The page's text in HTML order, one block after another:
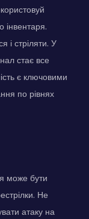
інвентаря.
і стріляти. У
стає все
є ключовими
по рівнях
може бути
Не
атаку на